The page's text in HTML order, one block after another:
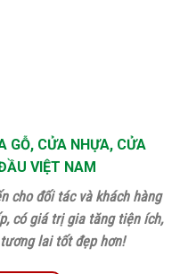
GỖ, CỬA NHỰA, CỬA
VIỆT NAM
cho đối tác và khách hàng
có giá trị gia tăng tiện ích,
lai tốt đẹp hơn!